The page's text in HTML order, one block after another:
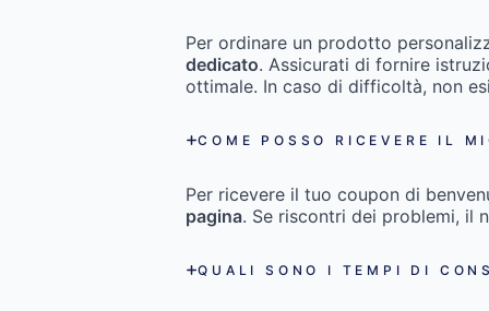
Per ordinare un prodotto
dedicato. Assicurati di fornire
ottimale. In caso di difficoltà, non
COME POSSO RICEVERE IL
Per ricevere il tuo coupon di
pagina. Se riscontri dei problemi, il
QUALI SONO I TEMPI DI